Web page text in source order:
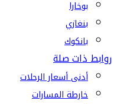
بوخارا
بنغازي
بانكوك
روابط ذات صلة
أدنى أسعار الرحلات
خارطة المسارات